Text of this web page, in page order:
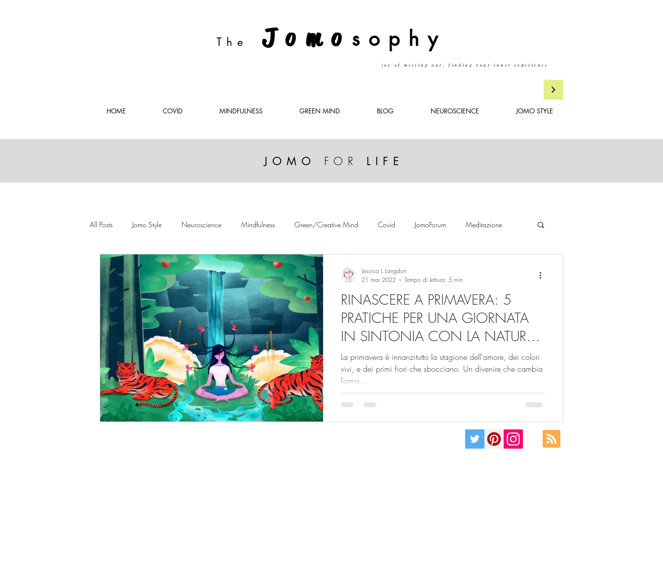
The Jomo sophy
j oy of missing out, finding your inner experience
HOME COVID MINDFULNESS GREEN MIND BLOG NEUROSCIENCE JOMO STYLE
JOMO FOR LIF E
All Posts Jomo Style Neuroscience Mindfulness Green/Creative Mind Covid JomoForum Meditazione
Lost in jomo Relationships New Technology Research
Consciousness New Daily Habits Jomanity Food, Art, Culture
RINASCERE A PRIMAVERA: 5
PRATICHE PER UNA GIORNATA
IN SINTONIA CON LA NATURA
del TUO ESSERE
La primavera è innanzitutto la stagione dell'amore, dei colori
vivi, e dei primi fiori che sbocciano. Un divenire che cambia
forma...
Jessica L.Langdon
21 mar 2022
Tempo di lettura: 5 min